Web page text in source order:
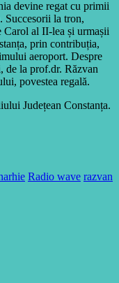
devine regat cu primii
Succesorii la tron,
Carol al II-lea și urmașii
prin contribuția,
aeroport. Despre
de la prof.dr. Răzvan
povestea regală.
Județean Constanța.
Radio wave razvan